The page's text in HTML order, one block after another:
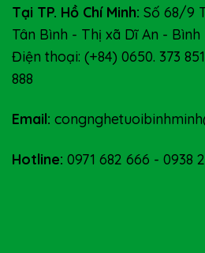
Tại TP. Hồ Chí Minh: Số 68/9
Tân Bình - Thị xã Dĩ An - Bình
Điện thoại: (+84) 0650. 373
888
Email:
Hotline: 0971 682 666 - 0938